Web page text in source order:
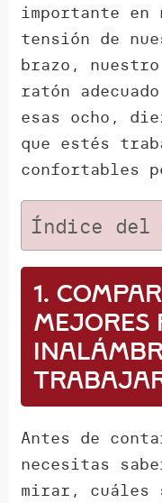
importante
tensión de
brazo,
ratón
esas ocho,
que estés
confortables
Índice
1.
mejores
Antes de
necesitas
mirar, cuáles